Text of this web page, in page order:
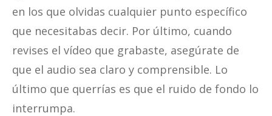
en los que olvidas cualquier punto específico
que necesitabas decir. Por último, cuando
revises el vídeo que grabaste, asegúrate de
que el audio sea claro y comprensible. Lo
último que querrías es que el ruido de fondo lo
interrumpa.